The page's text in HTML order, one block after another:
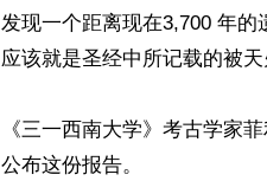
发现一个距离现在3,700 年的
应该就是圣经中所记载的被
《三一西南大学》考古学家
公布这份报告。